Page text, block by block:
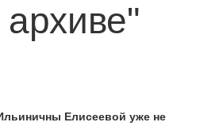
Елисеевой уже не